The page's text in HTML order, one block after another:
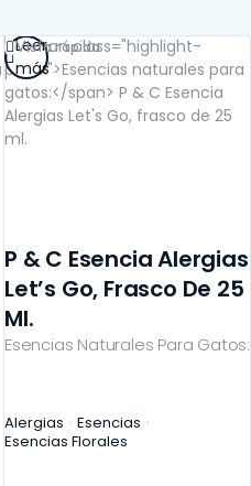
Vista rápida
Esencias Naturales Para Gatos:
P & C Esencia Alergias
Let’s Go, Frasco De 25
Ml.
Alergias
Esencias
Esencias Florales
Leer
más